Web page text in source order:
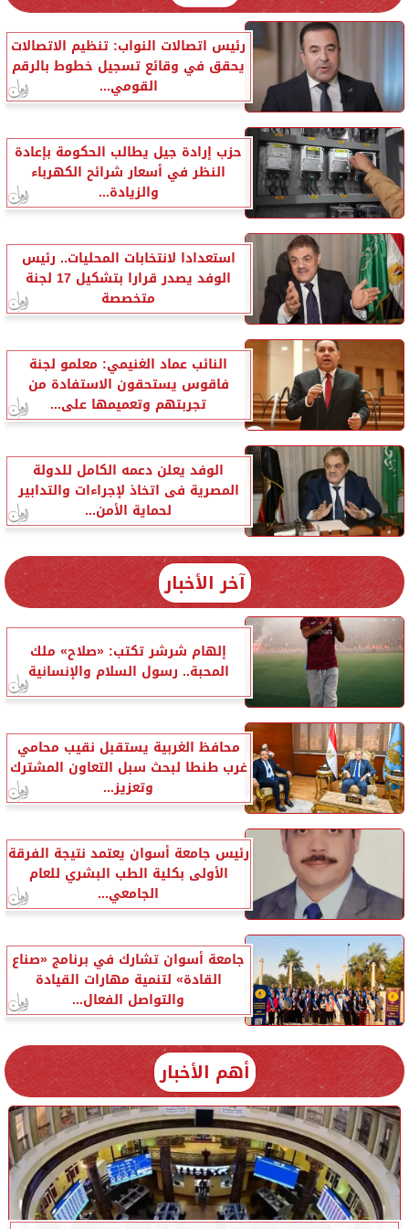
رئيس اتصالات النواب: تنظيم الاتصالات
يحقق في وقائع تسجيل خطوط بالرقم
القومي...
حزب إرادة جيل يطالب الحكومة بإعادة
النظر في أسعار شرائح الكهرباء
والزيادة...
استعدادا لانتخابات المحليات.. رئيس
الوفد يصدر قرارا بتشكيل 17 لجنة
متخصصة
النائب عماد الغنيمي: معلمو لجنة
فاقوس يستحقون الاستفادة من
تجربتهم وتعميمها على...
الوفد يعلن دعمه الكامل للدولة
المصرية فى اتخاذ لإجراءات والتدابير
لحماية الأمن...
آخر الأخبار
إلهام شرشر تكتب: «صلاح» ملك
المحبة.. رسول السلام والإنسانية
محافظ الغربية يستقبل نقيب محامي
غرب طنطا لبحث سبل التعاون المشترك
وتعزيز...
رئيس جامعة أسوان يعتمد نتيجة الفرقة
الأولى بكلية الطب البشري للعام
الجامعي...
جامعة أسوان تشارك في برنامج «صناع
القادة» لتنمية مهارات القيادة
والتواصل الفعال...
أهم الأخبار